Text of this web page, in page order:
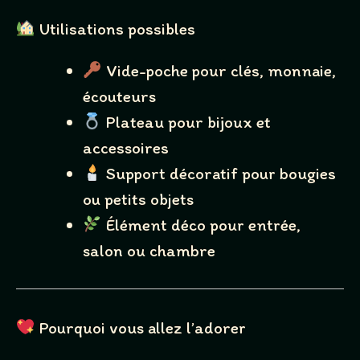
Utilisations possibles
Vide-poche pour clés, monnaie,
écouteurs
Plateau pour bijoux et
accessoires
Support décoratif pour bougies
ou petits objets
Élément déco pour entrée,
salon ou chambre
Pourquoi vous allez l’adorer
SUBMIT REVIEW
Thanks for your review!
We are processing it and it will appear on the store
soon.